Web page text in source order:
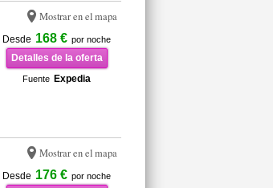
Mostrar en el mapa
Desde 168 € por noche
Detalles de la oferta
Fuente Expedia
Mostrar en el mapa
Desde 176 € por noche